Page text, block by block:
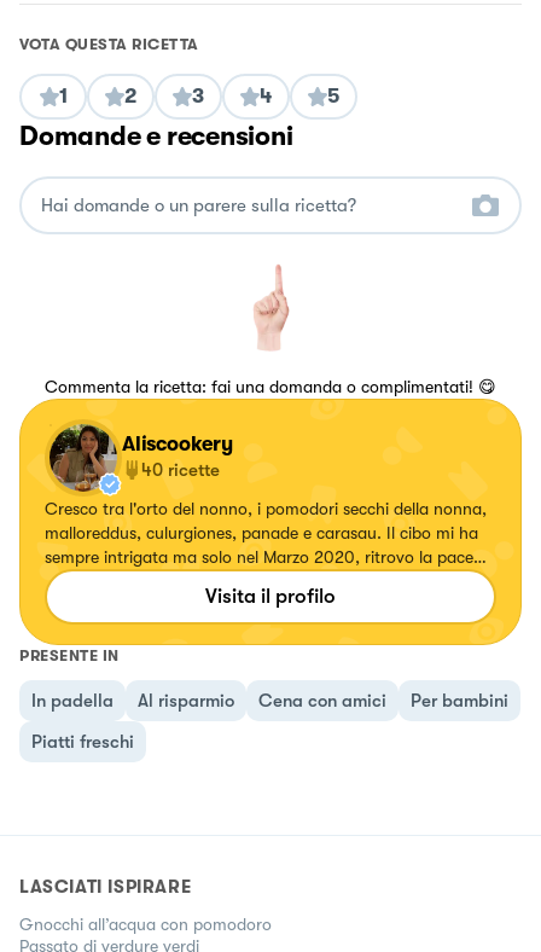
VOTA QUESTA RICETTA
1 2 3 4 5
Domande e recensioni
Commenta la ricetta: fai una domanda o complimentati! 😋
Aliscookery
40 ricette
Cresco tra l'orto del nonno, i pomodori secchi della nonna,
malloreddus, culurgiones, panade e carasau. Il cibo mi ha
sempre intrigata ma solo nel Marzo 2020, ritrovo la pace
stando in cucina. Inizio a sperimentare, provare nuove e
perfezionare vecchie ricette. Nell’ Aprile 2022, nasce Ali's
Visita il profilo
PRESENTE IN
In padella Al risparmio Cena con amici
Per bambini
Piatti freschi
LASCIATI ISPIRARE
Gnocchi all’acqua con pomodoro
Passato di verdure verdi